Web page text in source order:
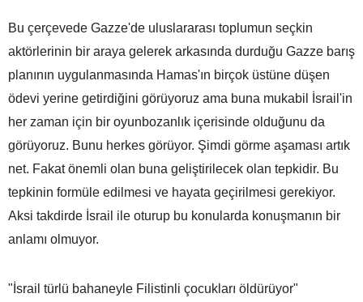
Bu çerçevede Gazze'de uluslararası toplumun seçkin
aktörlerinin bir araya gelerek arkasında durduğu Gazze barış
planının uygulanmasında Hamas'ın birçok üstüne düşen
ödevi yerine getirdiğini görüyoruz ama buna mukabil İsrail'in
her zaman için bir oyunbozanlık içerisinde olduğunu da
görüyoruz. Bunu herkes görüyor. Şimdi görme aşaması artık
net. Fakat önemli olan buna geliştirilecek olan tepkidir. Bu
tepkinin formüle edilmesi ve hayata geçirilmesi gerekiyor.
Aksi takdirde İsrail ile oturup bu konularda konuşmanın bir
anlamı olmuyor.
"İsrail türlü bahaneyle Filistinli çocukları öldürüyor"